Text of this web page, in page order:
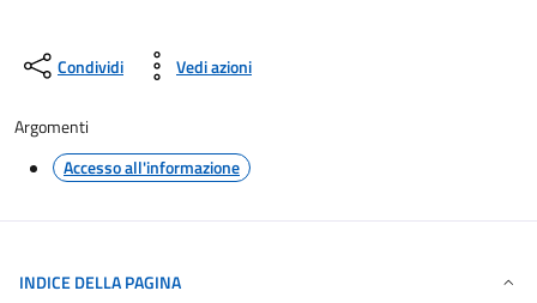
Condividi Vedi azioni
Argomenti
Accesso all'informazione
INDICE DELLA PAGINA